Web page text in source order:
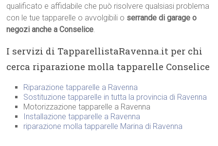
qualificato e affidabile che può risolvere qualsiasi problema
con le tue tapparelle o avvolgibili o serrande di garage o
negozi anche a Conselice.
I servizi di TapparellistaRavenna.it per chi
cerca riparazione molla tapparelle Conselice
Riparazione tapparelle a Ravenna
Sostituzione tapparelle in tutta la provincia di Ravenna
Motorizzazione tapparelle a Ravenna
Installazione tapparelle a Ravenna
riparazione molla tapparelle Marina di Ravenna